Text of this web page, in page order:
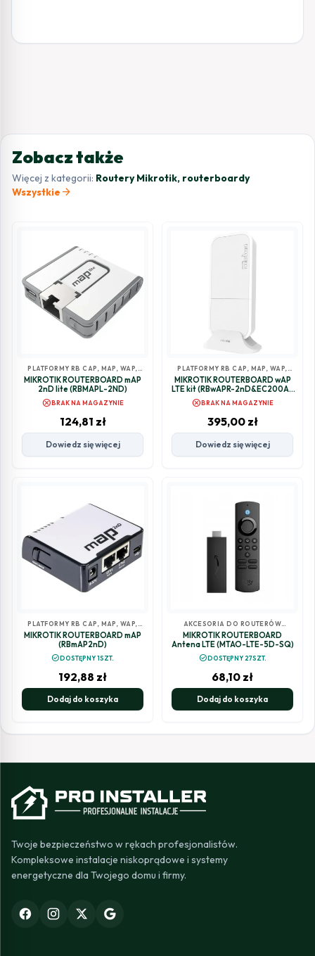
Zobacz także
Więcej z kategorii: Routery Mikrotik, routerboardy
Wszystkie arrow_forward
PLATFORMY RB CAP, MAP, WAP,
HAP
MIKROTIK ROUTERBOARD mAP
2nD lite (RBMAPL-2ND)
cancelBRAK NA MAGAZYNIE
124,81 zł
Dowiedz się więcej
PLATFORMY RB CAP, MAP, WAP,
HAP
MIKROTIK ROUTERBOARD wAP
LTE kit (RBwAPR-2nD&EC200A-
cancelBRAK NA MAGAZYNIE
395,00 zł
Dowiedz się więcej
PLATFORMY RB CAP, MAP, WAP,
HAP
MIKROTIK ROUTERBOARD mAP
(RBmAP2nD)
check_circleDOSTĘPNY 1SZT.
192,88 zł
Dodaj do koszyka
AKCESORIA DO ROUTERÓW
MIKROTIK
MIKROTIK ROUTERBOARD
Antena LTE (MTAO-LTE-5D-SQ)
check_circleDOSTĘPNY 27SZT.
68,10 zł
Dodaj do koszyka
Twoje bezpieczeństwo w rękach profesjonalistów.
Kompleksowe instalacje niskoprądowe i systemy
energetyczne dla Twojego domu i firmy.